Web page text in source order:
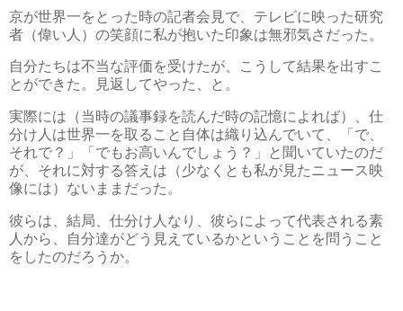
京が世界一をとった時の記者会見で、テレビに映った研究
者（偉い人）の笑顔に私が抱いた印象は無邪気さだった。
自分たちは不当な評価を受けたが、こうして結果を出すこ
とができた。見返してやった、と。
実際には（当時の議事録を読んだ時の記憶によれば）、仕
分け人は世界一を取ること自体は織り込んでいて、「で、
それで？」「でもお高いんでしょう？」と聞いていたのだ
が、それに対する答えは（少なくとも私が見たニュース映
像には）ないままだった。
彼らは、結局、仕分け人なり、彼らによって代表される素
人から、自分達がどう見えているかということを問うこと
をしたのだろうか。